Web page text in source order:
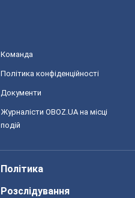
Команда
Політика конфіденційності
Документи
Журналісти OBOZ.UA на місці
подій
Політика
Розслідування